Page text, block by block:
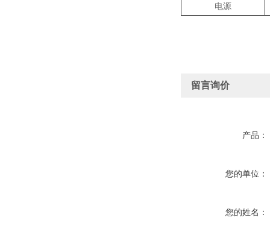
电源
留言询价
产品：
您的单位：
您的姓名：